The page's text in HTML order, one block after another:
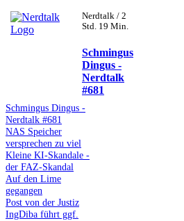
Nerdtalk / 2
Std. 19 Min.
Schmingus
Dingus -
Nerdtalk
#681
Schmingus Dingus -
Nerdtalk #681
NAS Speicher
versprechen zu viel
Kleine KI-Skandale -
der FAZ-Skandal
Auf den Lime
gegangen
Post von der Justiz
IngDiba führt ggf.